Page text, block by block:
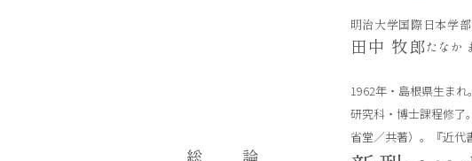
明治大学国際日本学
田中 牧郎たなか
1962年・島根県生ま
研究科・博士課程修了
省堂／共著）。『近代